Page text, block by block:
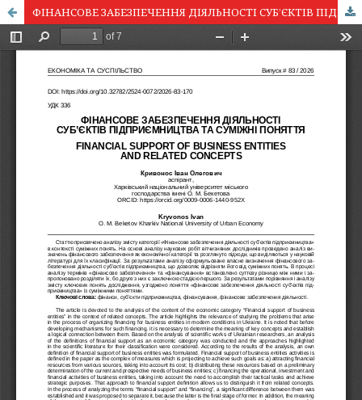
ФІНАНСОВЕ ЗАБЕЗПЕЧЕННЯ ДІЯЛЬНОСТІ СУБ’ЄКТІВ ПІДПРИЄМНИЦТВА ТА СУМІЖНІ ПОНЯТТЯ